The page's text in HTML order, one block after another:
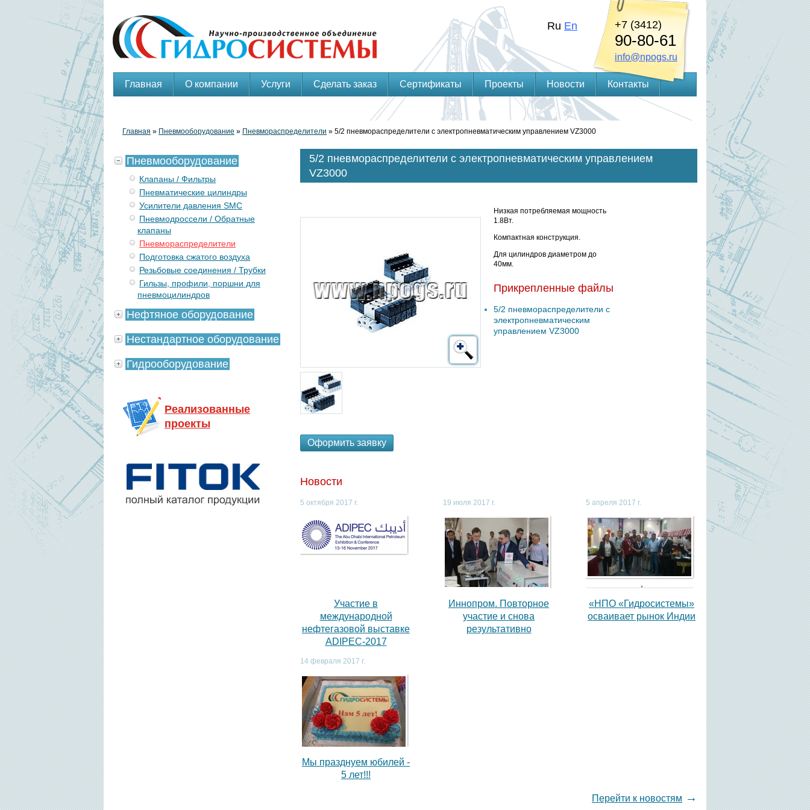
Главная О компании Услуги Сделать заказ Сертификаты Проекты Новости Контакты
Ru En +7 (3412)
90-80-61
info@npogs.ru
Главная » Пневмооборудование » Пневмораспределители » 5/2 пневмораспределители с электропневматическим управлением VZ3000
5/2 пневмораспределители с электропневматическим управлением
VZ3000
Оформить заявку
Низкая потребляемая мощность
1.8Вт.
Компактная конструкция.
Для цилиндров диаметром до
40мм.
Прикрепленные файлы
5/2 пневмораспределители с
электропневматическим
управлением VZ3000
Новости
5 октября 2017 г.
Участие в
международной
нефтегазовой выставке
ADIPEC-2017
19 июля 2017 г.
Иннопром. Повторное
участие и снова
результативно
5 апреля 2017 г.
«НПО «Гидросистемы»
осваивает рынок Индии
14 февраля 2017 г.
Мы празднуем юбилей -
5 лет!!!
Перейти к новостям →
Пневмооборудование
Клапаны / Фильтры
Пневматические цилиндры
Усилители давления SMC
Пневмодроссели / Обратные
клапаны
Пневмораспределители
Подготовка сжатого воздуха
Резьбовые соединения / Трубки
Гильзы, профили, поршни для
пневмоцилиндров
Нефтяное оборудование
Нестандартное оборудование
Гидрооборудование
Реализованные
проекты